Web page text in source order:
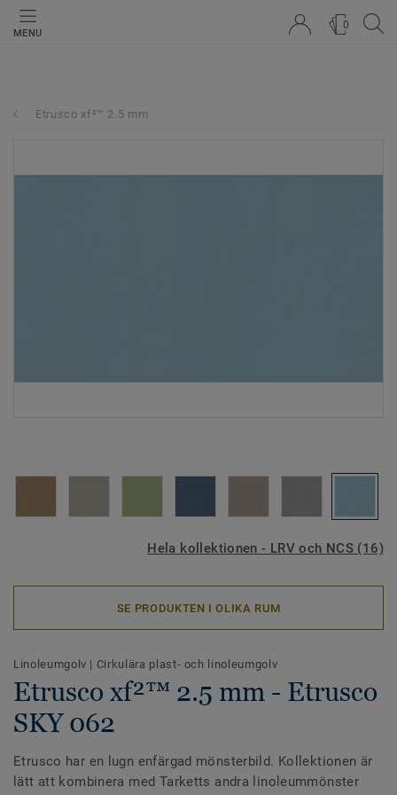
MENU
0
Etrusco xf²™ 2.5 mm
Hela kollektionen - LRV och NCS (16)
SE PRODUKTEN I OLIKA RUM
Linoleumgolv | Cirkulära plast- och linoleumgolv
Etrusco xf²™ 2.5 mm - Etrusco
SKY 062
Etrusco har en lugn enfärgad mönsterbild. Kollektionen är
lätt att kombinera med Tarketts andra linoleummönster